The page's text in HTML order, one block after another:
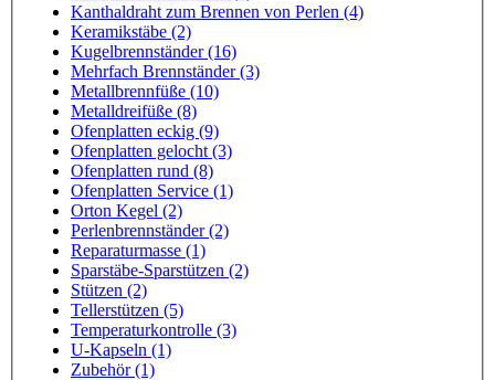
Kanthaldraht zum Brennen von Perlen (4)
Keramikstäbe (2)
Kugelbrennständer (16)
Mehrfach Brennständer (3)
Metallbrennfüße (10)
Metalldreifüße (8)
Ofenplatten eckig (9)
Ofenplatten gelocht (3)
Ofenplatten rund (8)
Ofenplatten Service (1)
Orton Kegel (2)
Perlenbrennständer (2)
Reparaturmasse (1)
Sparstäbe-Sparstützen (2)
Stützen (2)
Tellerstützen (5)
Temperaturkontrolle (3)
U-Kapseln (1)
Zubehör (1)